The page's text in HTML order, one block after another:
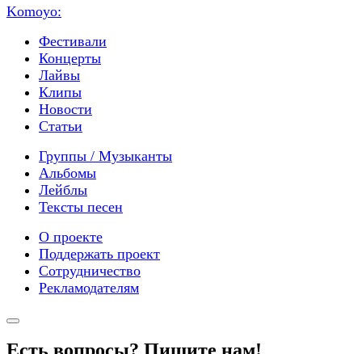
Komoyo:
Фестивали
Концерты
Лайвы
Клипы
Новости
Статьи
Группы / Музыканты
Альбомы
Лейблы
Тексты песен
О проекте
Поддержать проект
Сотрудничество
Рекламодателям